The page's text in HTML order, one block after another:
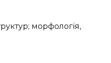
морфологія,